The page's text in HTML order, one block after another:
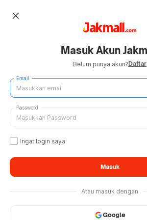
close
Masuk Akun
Belum punya akun?Daftar
Email
Password
Ingat login saya
Masuk
Atau masuk dengan
Google